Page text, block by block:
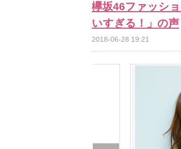
欅坂46ファッシ
いすぎる！」の声
2018-06-28 19:21